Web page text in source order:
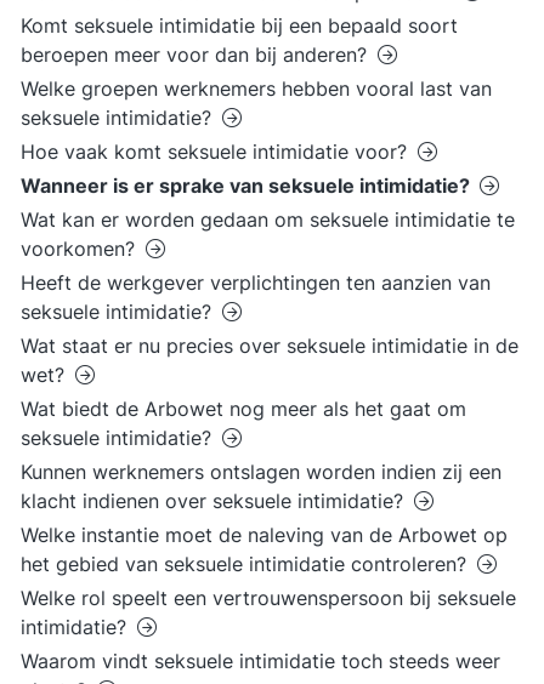
Komt seksuele intimidatie bij een bepaald soort
beroepen meer voor dan bij anderen?
Welke groepen werknemers hebben vooral last van
seksuele intimidatie?
Hoe vaak komt seksuele intimidatie voor?
Wanneer is er sprake van seksuele intimidatie?
Wat kan er worden gedaan om seksuele intimidatie te
voorkomen?
Heeft de werkgever verplichtingen ten aanzien van
seksuele intimidatie?
Wat staat er nu precies over seksuele intimidatie in de
wet?
Wat biedt de Arbowet nog meer als het gaat om
seksuele intimidatie?
Kunnen werknemers ontslagen worden indien zij een
klacht indienen over seksuele intimidatie?
Welke instantie moet de naleving van de Arbowet op
het gebied van seksuele intimidatie controleren?
Welke rol speelt een vertrouwenspersoon bij seksuele
intimidatie?
Waarom vindt seksuele intimidatie toch steeds weer